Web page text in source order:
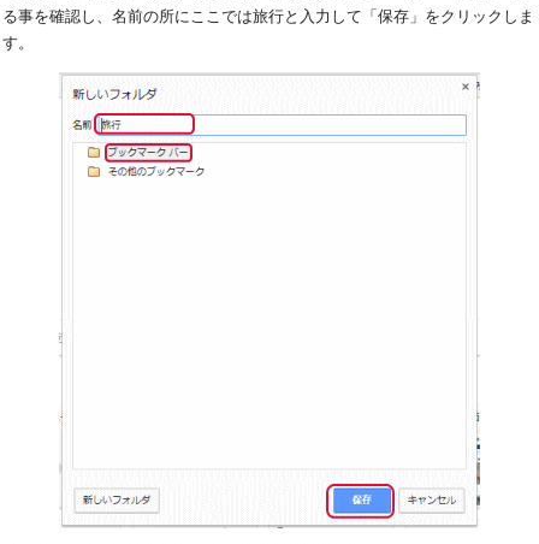
る事を確認し、名前の所にここでは旅行と入力して「保存」をクリックしま
す。